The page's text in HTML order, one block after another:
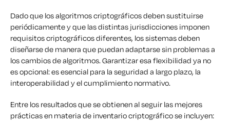
Dado que los algoritmos criptográficos deben sustituirse
periódicamente y que las distintas jurisdicciones imponen
requisitos criptográficos diferentes, los sistemas deben
diseñarse de manera que puedan adaptarse sin problemas a
los cambios de algoritmos. Garantizar esa flexibilidad ya no
es opcional: es esencial para la seguridad a largo plazo, la
interoperabilidad y el cumplimiento normativo.
Entre los resultados que se obtienen al seguir las mejores
prácticas en materia de inventario criptográfico se incluyen: